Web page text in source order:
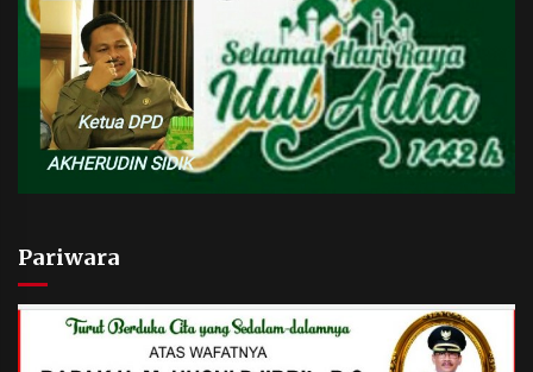
Pariwara